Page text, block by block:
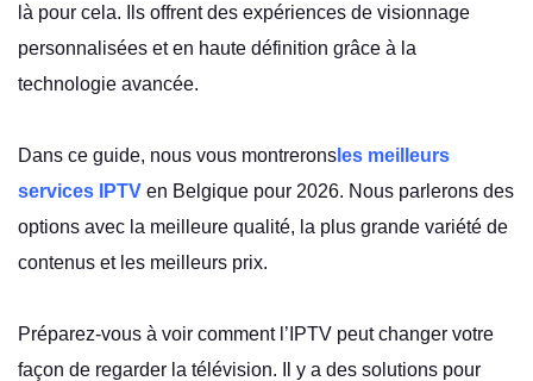
là pour cela. Ils offrent des expériences de visionnage
personnalisées et en haute définition grâce à la
technologie avancée.
Dans ce guide, nous vous montrerons les meilleurs
services IPTV en Belgique pour 2026. Nous parlerons des
options avec la meilleure qualité, la plus grande variété de
contenus et les meilleurs prix.
Préparez-vous à voir comment l’IPTV peut changer votre
façon de regarder la télévision. Il y a des solutions pour